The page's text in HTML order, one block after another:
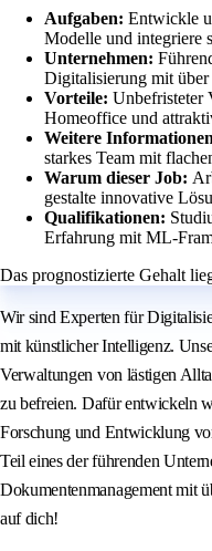
Aufgaben: Entwickle
Modelle und integriere
Unternehmen:
Digitalisierung mit über
Vorteile: Unbefristeter
Homeoffice und
Weitere
starkes Team mit
Warum dieser Job:
gestalte innovative
Qualifikationen:
Erfahrung mit ML-
Das prognostizierte Gehalt
Wir sind Experten für
mit künstlicher Intelligenz.
Verwaltungen von lästigen
zu befreien. Dafür entwickeln
Forschung und Entwicklung
Teil eines der führenden
Dokumentenmanagement mit
auf dich!